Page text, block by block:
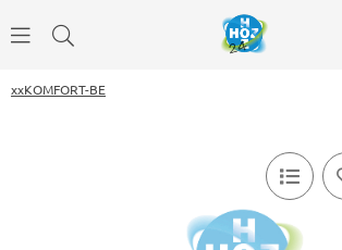
xxKOMFORT-BE